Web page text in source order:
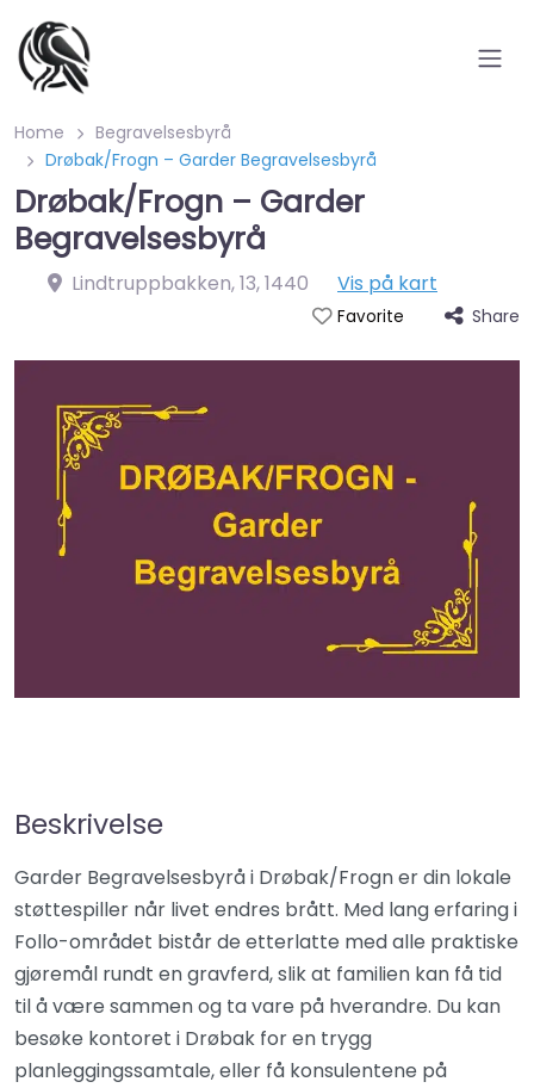
Home
Begravelsesbyrå
Drøbak/Frogn – Garder Begravelsesbyrå
Drøbak/Frogn – Garder
Begravelsesbyrå
Lindtruppbakken, 13,1440 Vis på kart
Favorite Share
Beskrivelse
Garder Begravelsesbyrå i Drøbak/Frogn er din lokale
støttespiller når livet endres brått. Med lang erfaring i
Follo-området bistår de etterlatte med alle praktiske
gjøremål rundt en gravferd, slik at familien kan få tid
til å være sammen og ta vare på hverandre. Du kan
besøke kontoret i Drøbak for en trygg
planleggingssamtale, eller få konsulentene på